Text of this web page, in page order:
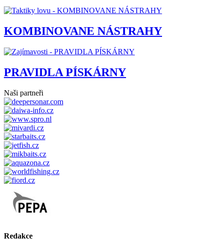
KOMBINOVANE NÁSTRAHY
PRAVIDLA PÍSKÁRNY
Naši partneři
Redakce